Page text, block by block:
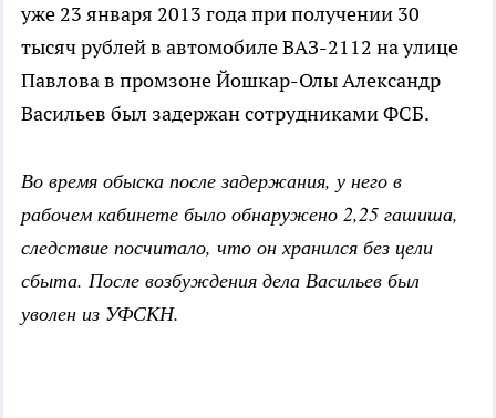
уже 23 января 2013 года при получении 30
тысяч рублей в автомобиле ВАЗ-2112 на улице
Павлова в промзоне Йошкар-Олы Александр
Васильев был задержан сотрудниками ФСБ.
Во время обыска после задержания, у него в
рабочем кабинете было обнаружено 2,25 гашиша,
следствие посчитало, что он хранился без цели
сбыта. После возбуждения дела Васильев был
уволен из УФСКН.